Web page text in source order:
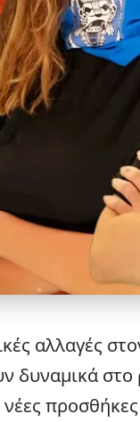
αλλαγές
δυναμικά στο